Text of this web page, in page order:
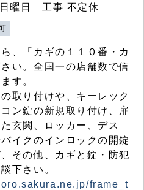
曜日 工事 不定休
、「カギの１１０番・カ
い。全国一の店舗数で信
す。
取り付けや、キーレック
ン錠の新規取り付け、扉
玄関、ロッカー、デス
イクのインロックの開錠
その他、カギと錠・防犯
下さい。
frame_t